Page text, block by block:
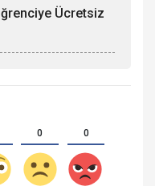
Ücretsiz
0 0